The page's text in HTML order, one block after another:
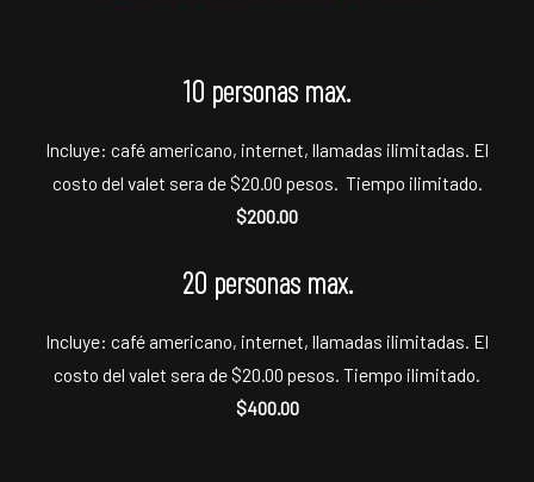
10 personas max.
Incluye: café americano, internet, llamadas ilimitadas. El
costo del valet sera de $20.00 pesos. Tiempo ilimitado.
$200.00
20 personas max.
Incluye: café americano, internet, llamadas ilimitadas. El
costo del valet sera de $20.00 pesos. Tiempo ilimitado.
$400.00